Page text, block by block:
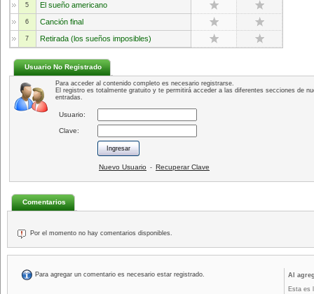
5 El sueño americano
6 Canción final
7 Retirada (los sueños imposibles)
Usuario No Registrado
Para acceder al contenido completo es necesario registrarse.
El registro es totalmente gratuito y te permitirá acceder a las diferentes secciones de
entradas.
Usuario:
Clave:
Nuevo Usuario - Recuperar Clave
Comentarios
Por el momento no hay comentarios disponibles.
Para agregar un comentario es necesario estar registrado.
Al
Esta es